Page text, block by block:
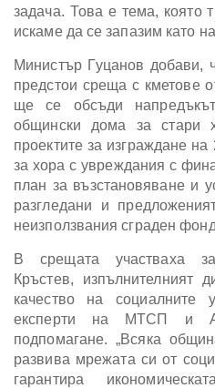
задача. Това е тема, която
искаме да се запазим като
Министър Гуцанов добави,
предстои среща с кметове
ще се обсъди
общински дома за стари
проектите за изграждане
за хора с увреждания с
план за възстановяване и
разгледани и
неизползвания сграден
В срещата участваха
Кръстев, изпълнителният
качество на социалните
експерти на МТСП и
подпомагане. „Всяка
развива мрежата си от
гарантира